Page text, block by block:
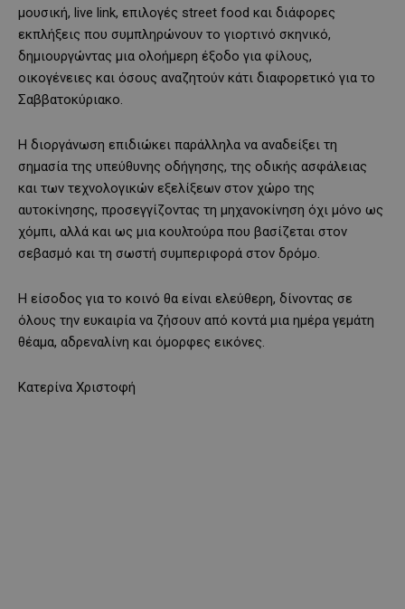
μουσική, live link, επιλογές street food και διάφορες
εκπλήξεις που συμπληρώνουν το γιορτινό σκηνικό,
δημιουργώντας μια ολοήμερη έξοδο για φίλους,
οικογένειες και όσους αναζητούν κάτι διαφορετικό για το
Σαββατοκύριακο.
Η διοργάνωση επιδιώκει παράλληλα να αναδείξει τη
σημασία της υπεύθυνης οδήγησης, της οδικής ασφάλειας
και των τεχνολογικών εξελίξεων στον χώρο της
αυτοκίνησης, προσεγγίζοντας τη μηχανοκίνηση όχι μόνο ως
χόμπι, αλλά και ως μια κουλτούρα που βασίζεται στον
σεβασμό και τη σωστή συμπεριφορά στον δρόμο.
Η είσοδος για το κοινό θα είναι ελεύθερη, δίνοντας σε
όλους την ευκαιρία να ζήσουν από κοντά μια ημέρα γεμάτη
θέαμα, αδρεναλίνη και όμορφες εικόνες.
Κατερίνα Χριστοφή